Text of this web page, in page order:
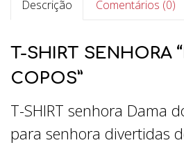
Descrição Comentários (0)
T-SHIRT SENHORA
COPOS”
T-SHIRT senhora Dama
para senhora divertidas